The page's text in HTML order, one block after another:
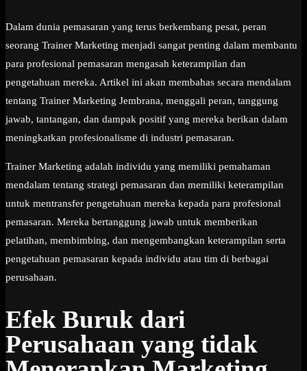
Dalam dunia pemasaran yang terus berkembang pesat, peran
seorang Trainer Marketing menjadi sangat penting dalam membantu
para profesional pemasaran mengasah keterampilan dan
pengetahuan mereka. Artikel ini akan membahas secara mendalam
tentang Trainer Marketing Jembrana, menggali peran, tanggung
jawab, tantangan, dan dampak positif yang mereka berikan dalam
meningkatkan profesionalisme di industri pemasaran.
Trainer Marketing adalah individu yang memiliki pemahaman
mendalam tentang strategi pemasaran dan memiliki keterampilan
untuk mentransfer pengetahuan mereka kepada para profesional
pemasaran. Mereka bertanggung jawab untuk memberikan
pelatihan, membimbing, dan mengembangkan keterampilan serta
pengetahuan pemasaran kepada individu atau tim di berbagai
perusahaan.
Efek Buruk dari
Perusahaan yang tidak